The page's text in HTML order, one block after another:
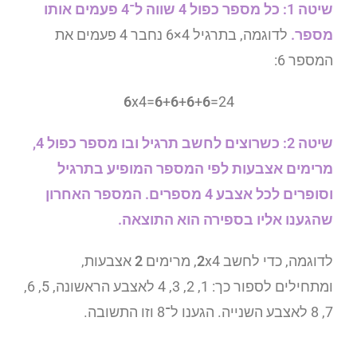
שיטה 1: כל מספר כפול 4 שווה ל־4 פעמים אותו
מספר.
לדוגמה, בתרגיל 4×6 נחבר 4 פעמים את
המספר 6:
6x4=6+6+6+6=24
שיטה 2: כשרוצים לחשב תרגיל ובו מספר כפול 4,
מרימים אצבעות לפי המספר המופיע בתרגיל
וסופרים לכל אצבע 4 מספרים. המספר האחרון
שהגענו אליו בספירה הוא התוצאה.
לדוגמה, כדי לחשב 2x4, מרימים 2אצבעות,
ומתחילים לספור כך: 1, 2, 3, 4 לאצבע הראשונה, 5, 6,
7, 8 לאצבע השנייה. הגענו ל־8 וזו התשובה.